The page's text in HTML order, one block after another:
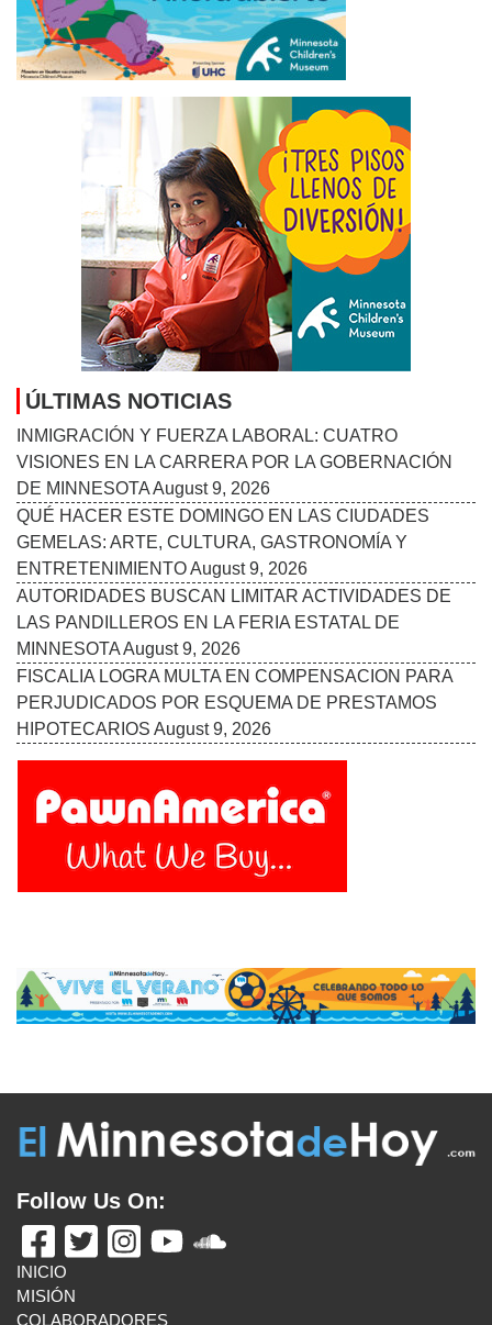
ÚLTIMAS NOTICIAS
INMIGRACIÓN Y FUERZA LABORAL: CUATRO
VISIONES EN LA CARRERA POR LA GOBERNACIÓN
DE MINNESOTAAugust 9, 2026
QUÉ HACER ESTE DOMINGO EN LAS CIUDADES
GEMELAS: ARTE, CULTURA, GASTRONOMÍA Y
ENTRETENIMIENTOAugust 9, 2026
AUTORIDADES BUSCAN LIMITAR ACTIVIDADES DE
LAS PANDILLEROS EN LA FERIA ESTATAL DE
MINNESOTA August 9, 2026
FISCALIA LOGRA MULTA EN COMPENSACION PARA
PERJUDICADOS POR ESQUEMA DE PRESTAMOS
HIPOTECARIOS August 9, 2026
INICIO
FUENTES
ADVERTISE WITH US
CONTACTO
VISITA ESTOS ENLANCES
UN LATINO EN MINNESOTA
BOLETÍN INFORMATIVO